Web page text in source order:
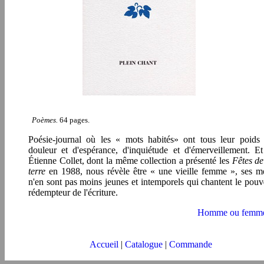
Poèmes. 64 pages.
Poésie-journal où les « mots habités» ont tous leur poids
douleur et d'espérance, d'inquiétude et d'émerveillement.
Étienne Collet, dont la même collection a présenté les Fêtes
terre en 1988, nous révèle être « une vieille femme », ses
n'en sont pas moins jeunes et intemporels qui chantent le
rédempteur de l'écriture.
Homme ou
Accueil | Catalogue | Commande